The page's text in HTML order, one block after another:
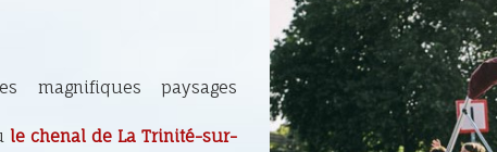
magnifiques paysages
le chenal de La Trinité-sur-